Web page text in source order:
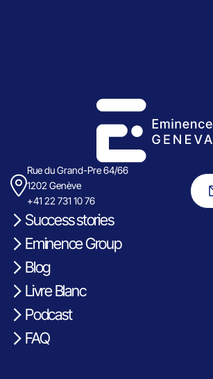
Rue du Grand-Pre 64/66
1202 Genève
+41 22 731 10 76
Success stories
Eminence Group
Blog
Livre Blanc
Podcast
FAQ